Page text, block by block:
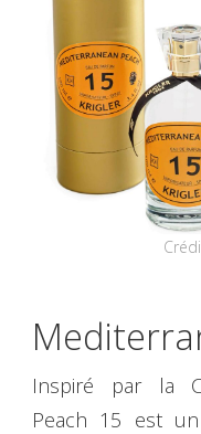
Inspiré par la
Peach 15 est